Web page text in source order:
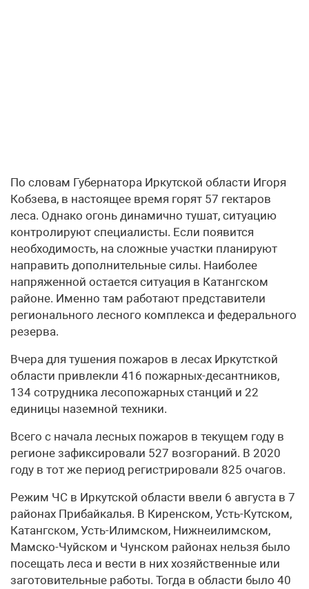
По словам Губернатора Иркутской области Игоря
Кобзева, в настоящее время горят 57 гектаров
леса. Однако огонь динамично тушат, ситуацию
контролируют специалисты. Если появится
необходимость, на сложные участки планируют
направить дополнительные силы. Наиболее
напряженной остается ситуация в Катангском
районе. Именно там работают представители
регионального лесного комплекса и федерального
резерва.
Вчера для тушения пожаров в лесах Иркутсткой
области привлекли 416 пожарных-десантников,
134 сотрудника лесопожарных станций и 22
единицы наземной техники.
Всего с начала лесных пожаров в текущем году в
регионе зафиксировали 527 возгораний. В 2020
году в тот же период регистрировали 825 очагов.
Режим ЧС в Иркутской области ввели 6 августа в 7
районах Прибайкалья. В Киренском, Усть-Кутском,
Катангском, Усть-Илимском, Нижнеилимском,
Мамско-Чуйском и Чунском районах нельзя было
посещать леса и вести в них хозяйственные или
заготовительные работы. Тогда в области было 40